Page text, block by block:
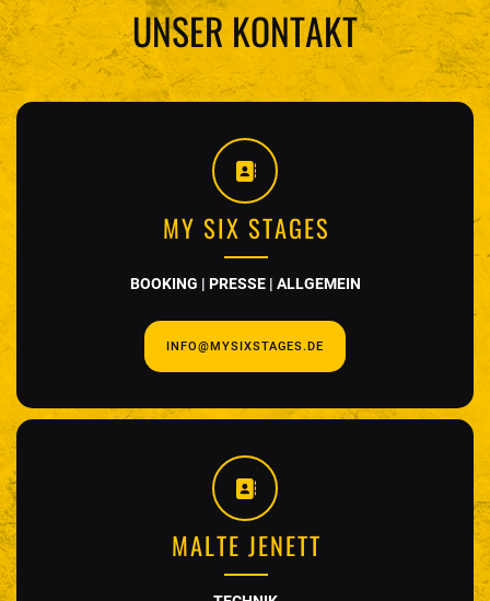
UNSER KONTAKT
MY SIX STAGES
BOOKING | PRESSE | ALLGEMEIN
INFO@MYSIXSTAGES.DE
MALTE JENETT